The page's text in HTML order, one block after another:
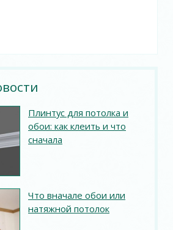
Плинтус для потолка и
обои: как клеить и что
сначала
Что вначале обои или
натяжной потолок